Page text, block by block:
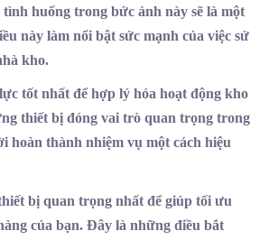
huống trong bức ảnh này sẽ là một
này làm nổi bật sức mạnh của việc sử
kho.
tốt nhất để hợp lý hóa hoạt động kho
thiết bị đóng vai trò quan trọng trong
hoàn thành nhiệm vụ một cách hiệu
bị quan trọng nhất để giúp tối ưu
của bạn. Đây là những điều bắt